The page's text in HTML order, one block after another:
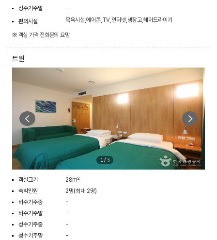
성수기주말
-
편의시설
목욕시설,에어콘,TV,인터넷,냉장고,헤어드라이기
※ 객실 가격 전화문의 요망
트윈
1 / 5
객실크기
28m²
숙박인원
2명(최대 2명)
비수기주중
-
비수기주말
-
성수기주중
-
성수기주말
-